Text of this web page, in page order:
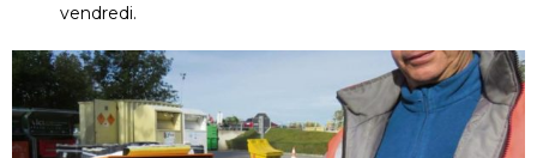
vendredi.